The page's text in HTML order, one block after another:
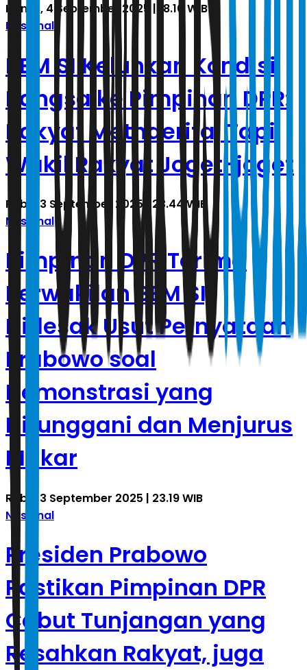
Kamis, 4 September 2025 | 18.10 WIB
Nasional
BEM SI Keluhkan Kondisi
Bangsa ke Pimpinan DPR:
Rakyat Metnderita, Tapi
Wakil Rakyat Joget-joget
Rabu, 3 September 2025 | 23.44 WIB
Nasional
Pimpinan DPR Terima
Perwakilan BEM SI,
Didesak Usut Pernyataan
Prabowo soal
Demonstrasi yang
Ditunggani dan Menjurus
Makar
Rabu, 3 September 2025 | 23.19 WIB
Nasional
Presiden Prabowo
Pastikan Pimpinan DPR
Cabut Tunjangan yang
Resahkan Rakyat, juga